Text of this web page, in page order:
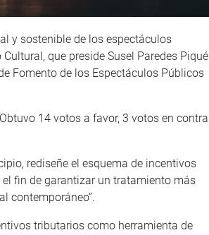
y sostenible de los espectáculos
que preside Susel Paredes Piqué
Fomento de los Espectáculos Públicos
14 votos a favor, 3 votos en contra
rediseñe el esquema de incentivos
fin de garantizar un tratamiento más
contemporáneo”.
tributarios como herramienta de